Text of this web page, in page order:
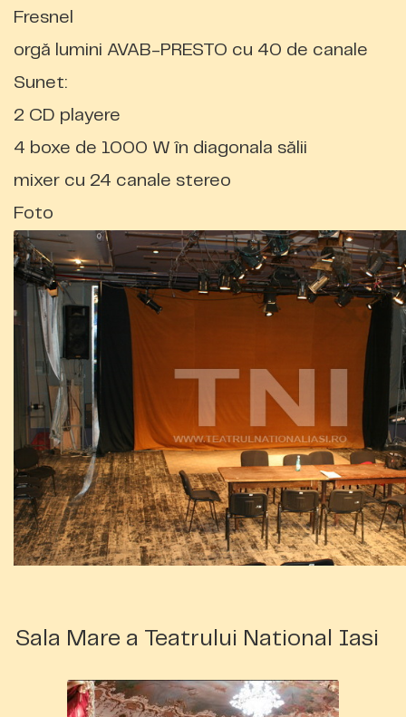
Fresnel
orgă lumini AVAB-PRESTO cu 40 de canale
Sunet:
2 CD playere
4 boxe de 1000 W în diagonala sălii
mixer cu 24 canale stereo
Foto
Sala Mare a Teatrului National Iasi